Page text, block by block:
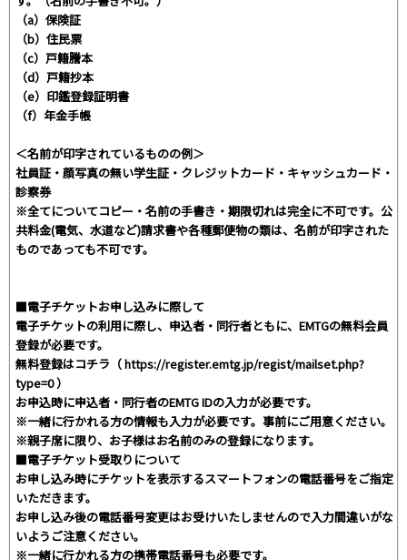
（a）保険証
（b）住民票
（c）戸籍謄本
（d）戸籍抄本
（e）印鑑登録証明書
（f）年金手帳
＜名前が印字されているものの例＞
社員証・顔写真の無い学生証・クレジットカード・キャッシュカード・
診察券
※全てについてコピー・名前の手書き・期限切れは完全に不可です。公
共料金(電気、水道など)請求書や各種郵便物の類は、名前が印字された
ものであっても不可です。
■電子チケットお申し込みに際して
電子チケットの利用に際し、申込者・同行者ともに、EMTGの無料会員
登録が必要です。
無料登録はコチラ（ https://register.emtg.jp/regist/mailset.php?
type=0 ）
お申込時に申込者・同行者のEMTG IDの入力が必要です。
※一緒に行かれる方の情報も入力が必要です。事前にご用意ください。
※親子席に限り、お子様はお名前のみの登録になります。
■電子チケット受取りについて
お申し込み時にチケットを表示するスマートフォンの電話番号をご指定
いただきます。
お申し込み後の電話番号変更はお受けいたしませんので入力間違いがな
いようご注意ください。
※一緒に行かれる方の携帯電話番号も必要です。